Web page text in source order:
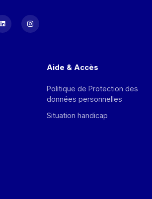
Aide & Accès
Politique de Protection des
données personnelles
Situation handicap